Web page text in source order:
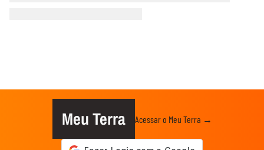
Meu Terra Acessar o Meu Terra →